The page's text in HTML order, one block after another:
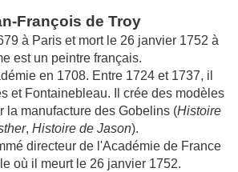
François de Troy
à Paris et mort le 26 janvier 1752 à
est un peintre français.
en 1708. Entre 1724 et 1737, il
et Fontainebleau. Il crée des modèles
la manufacture des Gobelins (Histoire
, Histoire de Jason).
directeur de l'Académie de France
où il meurt le 26 janvier 1752.